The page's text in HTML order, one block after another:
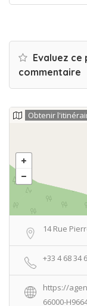
Evaluez
commentaire
Obtenir
14 Rue
+33 4 68 34
https://
66000-